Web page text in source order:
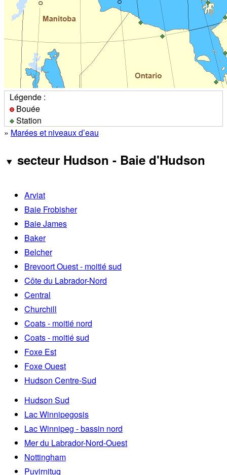
Légende :
Bouée
Station
» Marées et niveaux d’eau
secteur Hudson - Baie d'Hudson
Arviat
Baie Frobisher
Baie James
Baker
Belcher
Brevoort Ouest - moitié sud
Côte du Labrador-Nord
Central
Churchill
Coats - moitié nord
Coats - moitié sud
Foxe Est
Foxe Ouest
Hudson Centre-Sud
Hudson Sud
Lac Winnipegosis
Lac Winnipeg - bassin nord
Mer du Labrador-Nord-Ouest
Nottingham
Puvirnituq